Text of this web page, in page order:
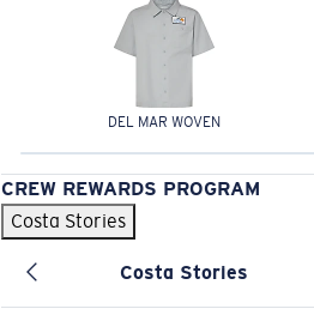
DEL MAR WOVEN
CREW REWARDS PROGRAM
Costa Stories
Costa Stories